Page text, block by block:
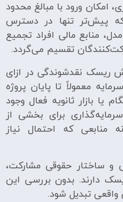
امکان ورود با مبالغ محدود
که پیش‌تر تنها در دسترس
منابع مالی افراد تجمیع
تقسیم می‌گردد.
ریسک نقدشوندگی در ازای
معمولاً تا پایان پروژه
یا بازار ثانویه فعال وجود
برای بخشی از
منابعی که احتمال نیاز
و ساختار حقوقی مشارکت،
دارند. بدون بررسی این
واقعی تبدیل شود.